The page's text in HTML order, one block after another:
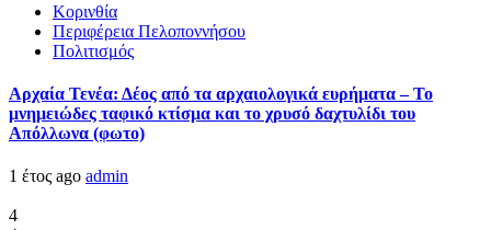
Κορινθία
Περιφέρεια Πελοποννήσου
Πολιτισμός
Αρχαία Τενέα: Δέος από τα αρχαιολογικά ευρήματα – Το
μνημειώδες ταφικό κτίσμα και το χρυσό δαχτυλίδι του
Απόλλωνα (φωτο)
1 έτος ago admin
4